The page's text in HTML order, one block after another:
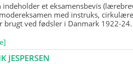
et eksamensbevis
med instruks,
brugt ved fødsler i Danmark 1922-24.
JESPERSEN